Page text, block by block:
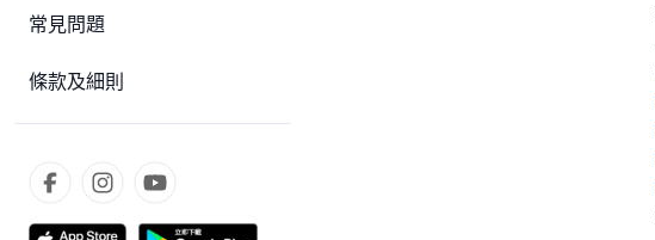
常見問題
條款及細則